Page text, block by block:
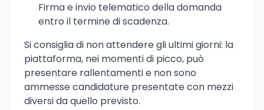
Firma e invio telematico della domanda
entro il termine di scadenza.
Si consiglia di non attendere gli ultimi giorni: la
piattaforma, nei momenti di picco, può
presentare rallentamenti e non sono
ammesse candidature presentate con mezzi
diversi da quello previsto.